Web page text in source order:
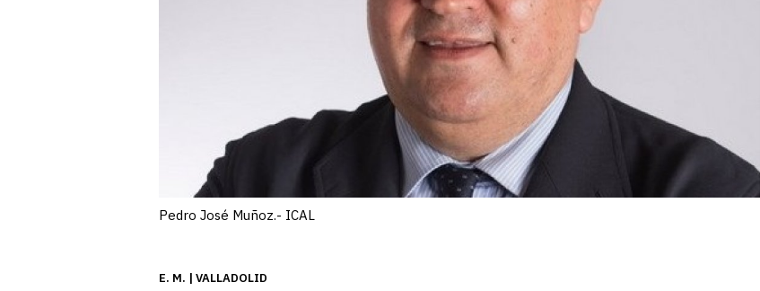
Pedro José Muñoz.- ICAL
E. M. | VALLADOLID